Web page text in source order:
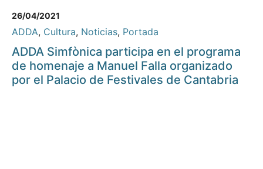
26/04/2021
ADDA, Cultura, Noticias, Portada
ADDA Simfònica participa en el programa
de homenaje a Manuel Falla organizado
por el Palacio de Festivales de Cantabria